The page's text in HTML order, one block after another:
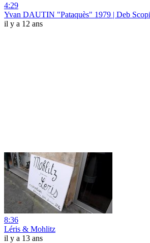
4:29
Yvan DAUTIN "Pataquès" 1979 | Deb
il y a 12 ans
8:36
Léris & Mohlitz
il y a 13 ans